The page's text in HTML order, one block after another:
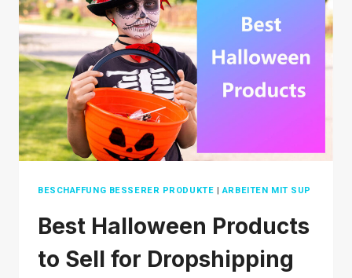
IN
2026
BESCHAFFUNG BESSERER PRODUKTE |ARBEITEN MIT SUP
Best Halloween Products
to Sell for Dropshipping